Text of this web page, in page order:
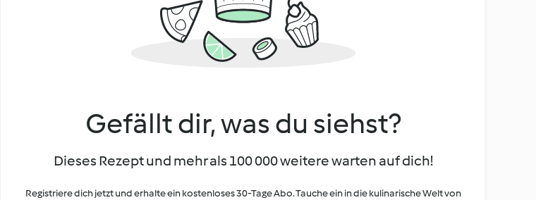
Gefällt dir, was du siehst?
Dieses Rezept und mehr als 100 000 weitere warten auf dich!
Registriere dich jetzt und erhalte ein kostenloses 30-Tage Abo. Tauche ein in die kulinarische Welt von